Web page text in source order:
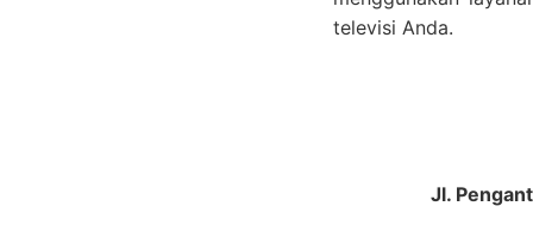
televisi Anda.
Jl.